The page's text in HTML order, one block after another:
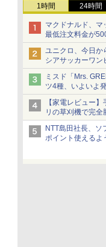
1時間 24時間
マクドナルド、マ
最低注文料金が
1,500円から受付
ユニクロ、今日か
シアサッカーワン
ショーツは1990
ミスド「Mrs.
ツ4種、いよいよ
【家電レビュー
リの草刈機で完
NTT島田社長、ソ
ポイント使えるよ